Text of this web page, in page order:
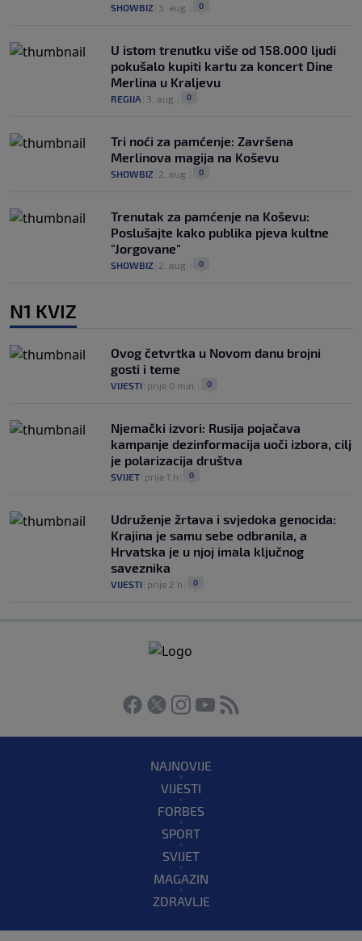
SHOWBIZ 3. aug. 0
U istom trenutku više od 158.000 ljudi
pokušalo kupiti kartu za koncert Dine
Merlina u Kraljevu
REGIJA 3. aug. 0
Tri noći za pamćenje: Završena
Merlinova magija na Koševu
SHOWBIZ 2. aug. 0
Trenutak za pamćenje na Koševu:
Poslušajte kako publika pjeva kultne
"Jorgovane"
SHOWBIZ 2. aug. 0
N1 KVIZ
Ovog četvrtka u Novom danu brojni
gosti i teme
VIJESTI prije 0 min. 0
Njemački izvori: Rusija pojačava
kampanje dezinformacija uoči izbora, cilj
je polarizacija društva
SVIJET prije 1 h 0
Udruženje žrtava i svjedoka genocida:
Krajina je samu sebe odbranila, a
Hrvatska je u njoj imala ključnog
saveznika
VIJESTI prije 2 h 0
NAJNOVIJE
VIJESTI
FORBES
SPORT
SVIJET
MAGAZIN
ZDRAVLJE